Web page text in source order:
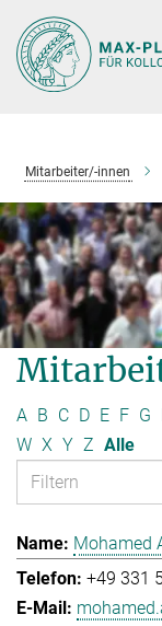
Hauptinhalt
Mitarbeiter/-innen
A B C D E F G
W X Y Z Alle
Mohamed
+49 331